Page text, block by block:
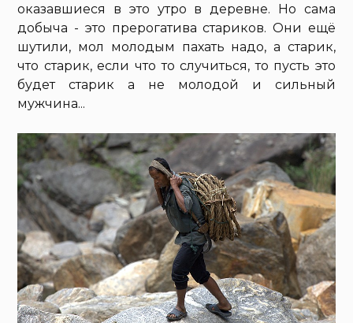
оказавшиеся в это утро в деревне. Но сама
добыча - это прерогатива стариков. Они ещё
шутили, мол молодым пахать надо, а старик,
что старик, если что то случиться, то пусть это
будет старик а не молодой и сильный
мужчина...